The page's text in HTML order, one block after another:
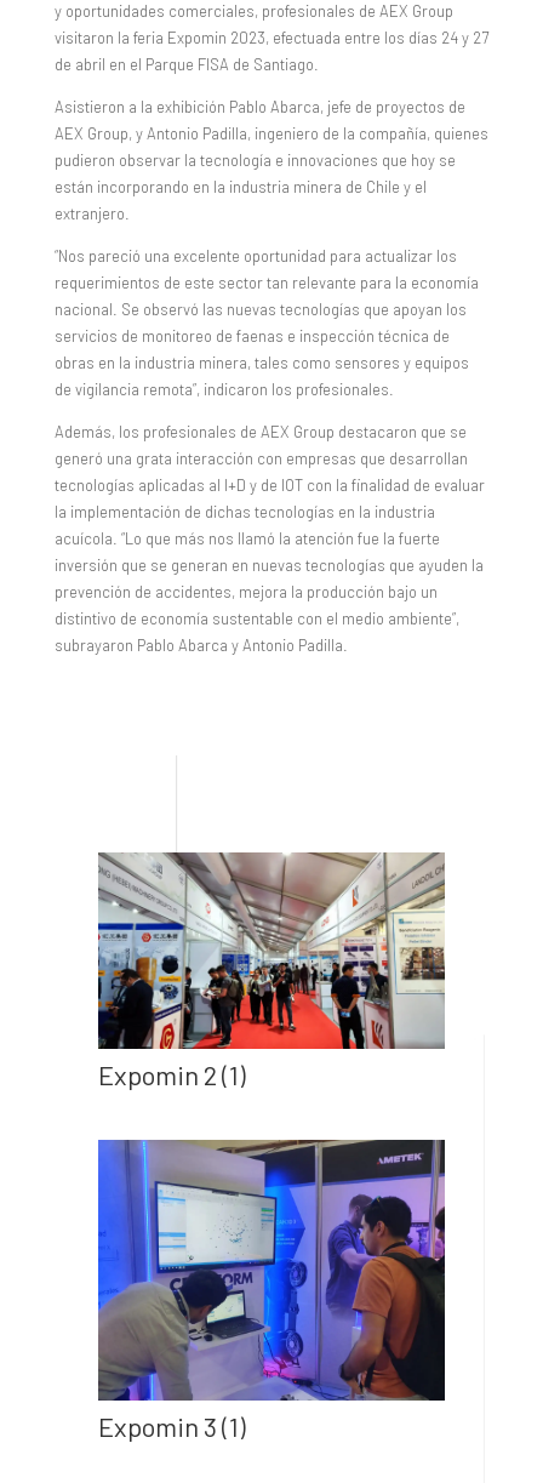
y oportunidades comerciales, profesionales de AEX Group
visitaron la feria Expomin 2023, efectuada entre los días 24 y 27
de abril en el Parque FISA de Santiago.
Asistieron a la exhibición Pablo Abarca, jefe de proyectos de
AEX Group, y Antonio Padilla, ingeniero de la compañía, quienes
pudieron observar la tecnología e innovaciones que hoy se
están incorporando en la industria minera de Chile y el
extranjero.
“Nos pareció una excelente oportunidad para actualizar los
requerimientos de este sector tan relevante para la economía
nacional. Se observó las nuevas tecnologías que apoyan los
servicios de monitoreo de faenas e inspección técnica de
obras en la industria minera, tales como sensores y equipos
de vigilancia remota”, indicaron los profesionales.
Además, los profesionales de AEX Group destacaron que se
generó una grata interacción con empresas que desarrollan
tecnologías aplicadas al I+D y de IOT con la finalidad de evaluar
la implementación de dichas tecnologías en la industria
acuícola. “Lo que más nos llamó la atención fue la fuerte
inversión que se generan en nuevas tecnologías que ayuden la
prevención de accidentes, mejora la producción bajo un
distintivo de economía sustentable con el medio ambiente”,
subrayaron Pablo Abarca y Antonio Padilla.
Expomin 2 (1)
Expomin 3 (1)